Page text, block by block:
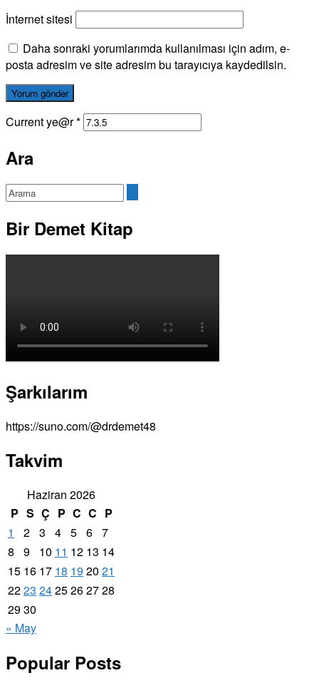
İnternet sitesi
Daha sonraki yorumlarımda kullanılması için adım, e-
posta adresim ve site adresim bu tarayıcıya kaydedilsin.
Current ye@r*
Ara
Bir Demet Kitap
Şarkılarım
https://suno.com/@drdemet48
Takvim
Haziran 2026
P S Ç P C C P
1
2 3 4 5 6 7
8
9 10 11 12 13 14
15 16 17 18 19 20 21
2223 2425262728
2930
« May
Popular Posts